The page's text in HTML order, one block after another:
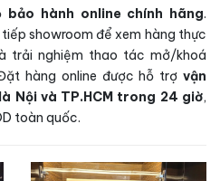
bảo hành online chính hãng.
showroom để xem hàng thực
trải nghiệm thao tác mở/khoá
hàng online được hỗ trợ vận
Nội và TP.HCM trong 24 giờ,
toàn quốc.